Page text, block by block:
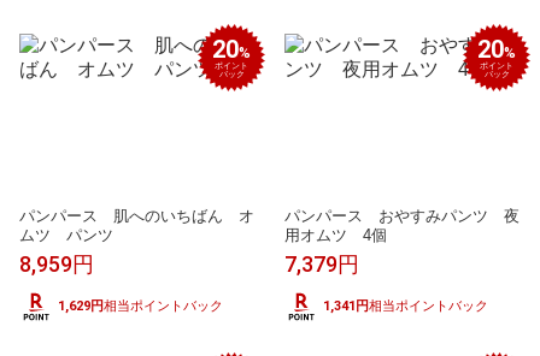
パンパース 肌へのいちばん オ
ムツ パンツ
8,959円
20%
ポイント
バック
1,629円相当ポイントバック
パンパース おやすみパンツ 夜
用オムツ 4個
7,379円
20%
ポイント
バック
1,341円相当ポイントバック